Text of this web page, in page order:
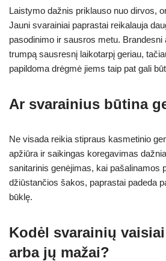
Laistymo dažnis priklauso nuo dirvos,
Jauni svarainiai paprastai reikalauja
pasodinimo ir sausros metu. Brandesni
trumpą sausresnį laikotarpį geriau,
papildoma drėgmė jiems taip pat gali
Ar svarainius būtina
Ne visada reikia stipraus kasmetinio
apžiūra ir saikingas koregavimas
sanitarinis genėjimas, kai pašalinamos
džiūstančios šakos, paprastai padeda
būklę.
Kodėl svarainių
arba jų mažai?